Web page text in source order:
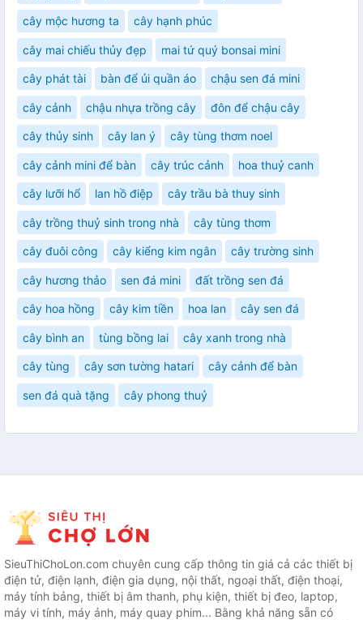
cây mộc hương ta cây hạnh phúc
cây mai chiếu thủy đẹp mai tứ quý bonsai mini
cây phát tài bàn để ủi quần áo chậu sen đá mini
cây cảnh chậu nhựa trồng cây đôn để chậu cây
cây thủy sinh cây lan ý cây tùng thơm noel
cây cảnh mini để bàn cây trúc cảnh hoa thuỷ canh
cây lưỡi hổ lan hồ điệp cây trầu bà thuy sinh
cây trồng thuỷ sinh trong nhà cây tùng thơm
cây đuôi công cây kiểng kim ngân cây trường sinh
cây hương thảo sen đá mini đất trồng sen đá
cây hoa hồng cây kim tiền hoa lan cây sen đá
cây bình an tùng bồng lai cây xanh trong nhà
cây tùng cây sơn tường hatari cây cảnh để bàn
sen đá quà tặng cây phong thuỷ
SieuThiChoLon.com chuyên cung cấp thông tin giá cả các thiết bị
điện tử, điện lạnh, điện gia dụng, nội thất, ngoại thất, điện thoại,
máy tính bảng, thiết bị âm thanh, phụ kiện, thiết bị đeo, laptop,
máy vi tính, máy ảnh, máy quay phim... Bằng khả năng sẵn có